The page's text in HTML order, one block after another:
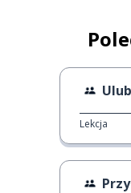
Lekcja